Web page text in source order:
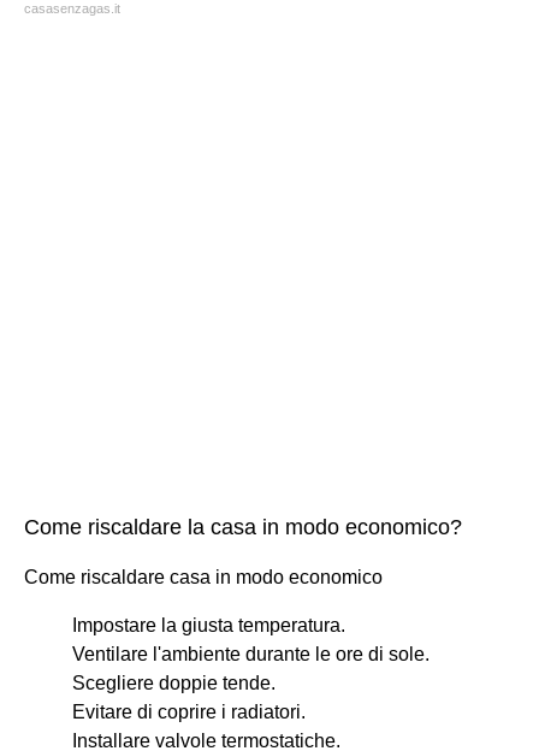
casasenzagas.it
Come riscaldare la casa in modo economico?
Come riscaldare casa in modo economico
Impostare la giusta temperatura.
Ventilare l'ambiente durante le ore di sole.
Scegliere doppie tende.
Evitare di coprire i radiatori.
Installare valvole termostatiche.